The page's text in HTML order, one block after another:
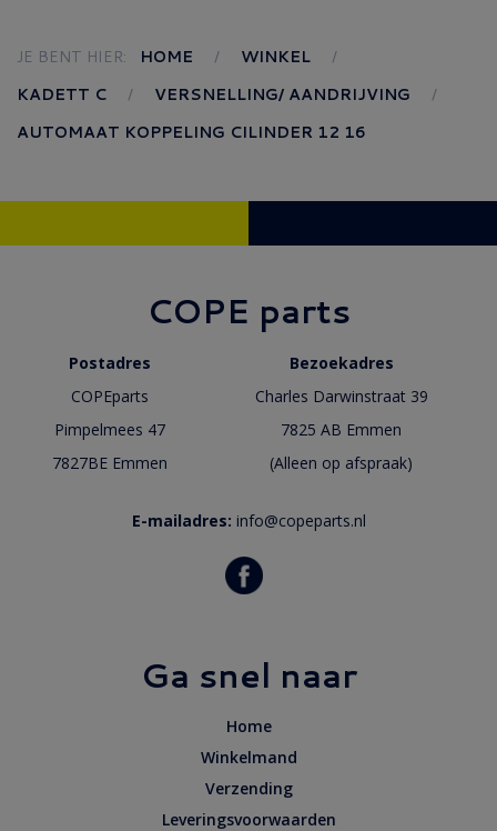
JE BENT HIER: HOME
WINKEL
KADETT C
VERSNELLING/ AANDRIJVING
AUTOMAAT KOPPELING CILINDER 12 16
COPE parts
Postadres
Bezoekadres
COPEparts
Charles Darwinstraat 39
Pimpelmees 47
7825 AB Emmen
7827BE Emmen
(Alleen op afspraak)
E-mailadres: info@copeparts.nl
Ga snel naar
Home
Winkelmand
Verzending
Leveringsvoorwaarden